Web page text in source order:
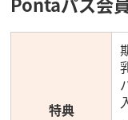
特典